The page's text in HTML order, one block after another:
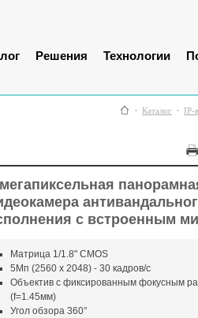
Решения Технологии
Каталог IP-
с встроенным
Матрица 1/1.8" CMOS
5Мп (2560 х 2048) - 30 кадров/с
Объектив с фиксированным фокусным
(f=1.45мм)
Угол обзора 360°